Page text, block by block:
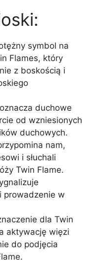
symbol na
Flames, który
z boskością i
duchowe
od wzniesionych
duchowych.
nam,
i słuchali
Twin Flame.
prowadzenie w
dla Twin
aktywację więzi
do podjęcia